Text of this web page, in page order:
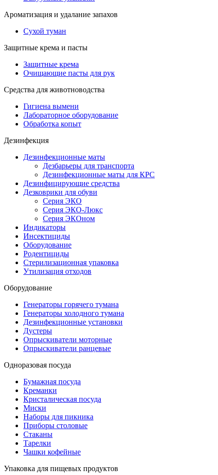
Ароматизация и удалание запахов
Сухой туман
Защитные крема и пасты
Защитные крема
Очищающие пасты для рук
Средства для животноводства
Гигиена вымени
Лабораторное оборудование
Обработка копыт
Дезинфекция
Дезинфекционные маты
Дезбарьеры для транспорта
Дезинфекционные маты для КРС
Дезинфицирующие средства
Дезковрики для обуви
Серия ЭКО
Серия ЭКО-Люкс
Серия ЭКОном
Индикаторы
Инсектициды
Оборудование
Родентициды
Стерилизационная упаковка
Утилизация отходов
Оборудование
Генераторы горячего тумана
Генераторы холодного тумана
Дезинфекционные установки
Дустеры
Опрыскиватели моторные
Опрыскиватели ранцевые
Одноразовая посуда
Бумажная посуда
Креманки
Кристалическая посуда
Миски
Наборы для пикника
Приборы столовые
Стаканы
Тарелки
Чашки кофейные
Упаковка для пищевых продуктов